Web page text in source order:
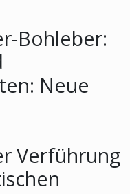
Bohleber:
Neue
Verführung